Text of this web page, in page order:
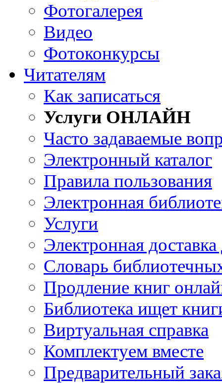
Фотогалерея
Видео
Фотоконкурсы
Читателям
Как записаться
Услуги ОНЛАЙН
Часто задаваемые
Электронный каталог
Правила пользования
Электронная
Услуги
Электронная
Словарь
Продление книг
Библиотека ищет
Виртуальная справка
Комплектуем вместе
Предварительный